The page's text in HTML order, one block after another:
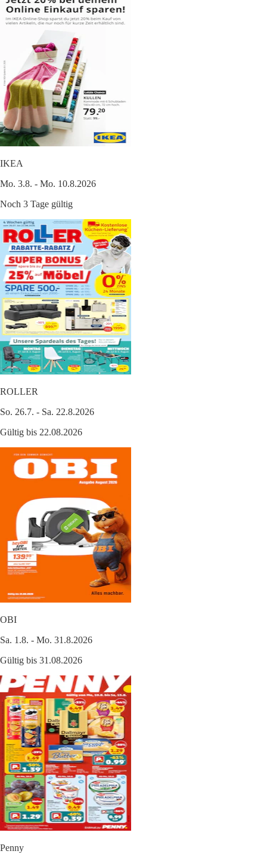
IKEA
Mo. 3.8. - Mo. 10.8.2026
Noch 3 Tage gültig
ROLLER
So. 26.7. - Sa. 22.8.2026
Gültig bis 22.08.2026
OBI
Sa. 1.8. - Mo. 31.8.2026
Gültig bis 31.08.2026
Penny